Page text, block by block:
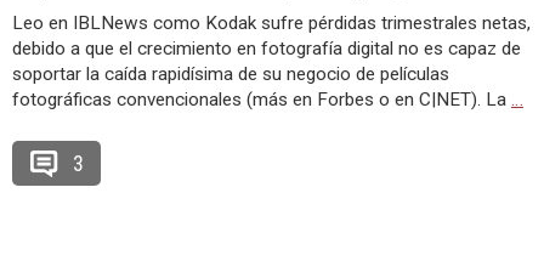
Leo en IBLNews como Kodak sufre pérdidas trimestrales netas,
debido a que el crecimiento en fotografía digital no es capaz de
soportar la caída rapidísima de su negocio de películas
fotográficas convencionales (más en Forbes o en C|NET). La …
3